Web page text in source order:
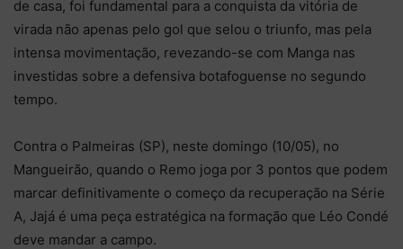
de casa, foi fundamental para a conquista da vitória de
virada não apenas pelo gol que selou o triunfo, mas pela
intensa movimentação, revezando-se com Manga nas
investidas sobre a defensiva botafoguense no segundo
tempo.
Contra o Palmeiras (SP), neste domingo (10/05), no
Mangueirão, quando o Remo joga por 3 pontos que podem
marcar definitivamente o começo da recuperação na Série
A, Jajá é uma peça estratégica na formação que Léo Condé
deve mandar a campo.